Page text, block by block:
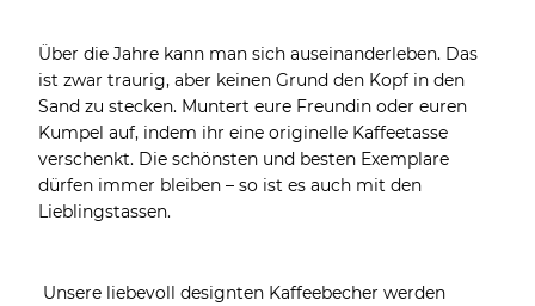
Über die Jahre kann man sich auseinanderleben. Das
ist zwar traurig, aber keinen Grund den Kopf in den
Sand zu stecken. Muntert eure Freundin oder euren
Kumpel auf, indem ihr eine originelle Kaffeetasse
verschenkt. Die schönsten und besten Exemplare
dürfen immer bleiben – so ist es auch mit den
Lieblingstassen.
Unsere liebevoll designten Kaffeebecher werden